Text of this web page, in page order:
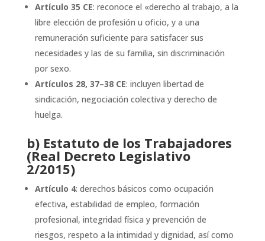
Artículo 35 CE: reconoce el «derecho al trabajo, a la
libre elección de profesión u oficio, y a una
remuneración suficiente para satisfacer sus
necesidades y las de su familia, sin discriminación
por sexo.
Artículos 28, 37–38 CE: incluyen libertad de
sindicación, negociación colectiva y derecho de
huelga.
b) Estatuto de los Trabajadores
(Real Decreto Legislativo
2/2015)
Artículo 4: derechos básicos como ocupación
efectiva, estabilidad de empleo, formación
profesional, integridad física y prevención de
riesgos, respeto a la intimidad y dignidad, así como